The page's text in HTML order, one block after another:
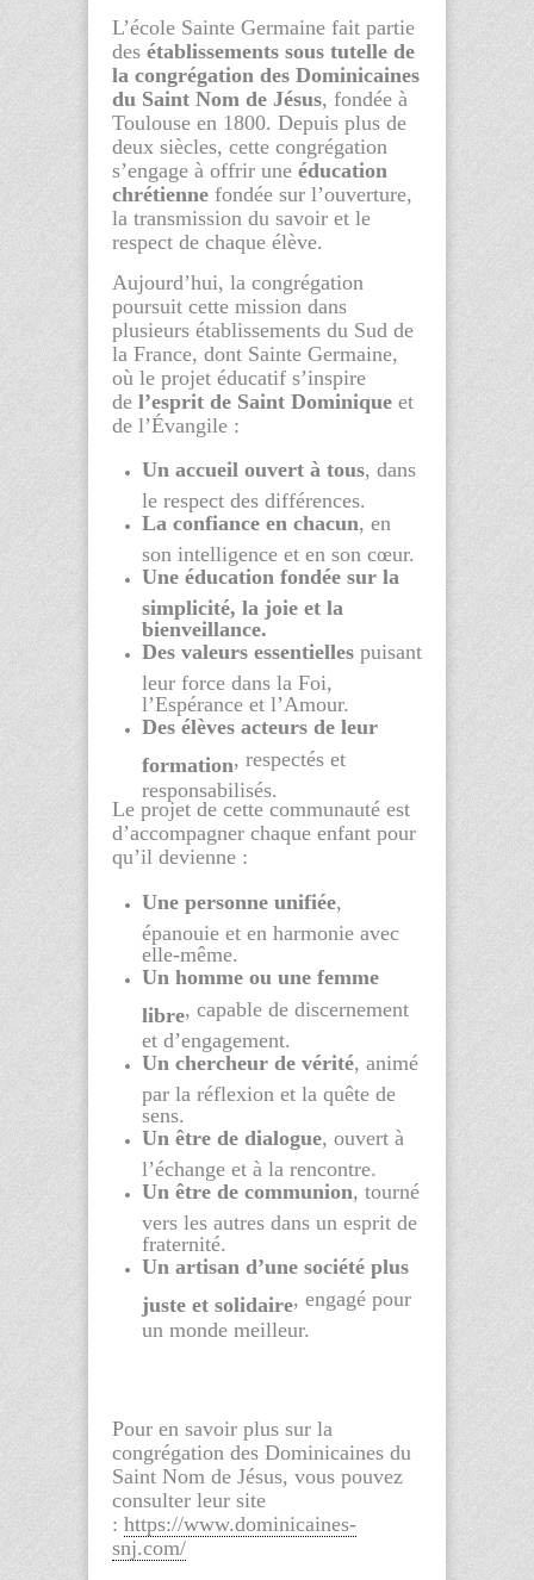
L’école Sainte Germaine fait partie
des établissements sous tutelle de
la congrégation des Dominicaines
du Saint Nom de Jésus, fondée à
Toulouse en 1800. Depuis plus de
deux siècles, cette congrégation
s’engage à offrir une éducation
chrétienne fondée sur l’ouverture,
la transmission du savoir et le
respect de chaque élève.
Aujourd’hui, la congrégation
poursuit cette mission dans
plusieurs établissements du Sud de
la France, dont Sainte Germaine,
où le projet éducatif s’inspire
de l’esprit de Saint Dominique et
de l’Évangile :
Un accueil ouvert à tous, dans
le respect des différences.
La confiance en chacun, en
son intelligence et en son cœur.
Une éducation fondée sur la
simplicité, la joie et la
bienveillance.
Des valeurs essentielles puisant
leur force dans la Foi,
l’Espérance et l’Amour.
Des élèves acteurs de leur
formation, respectés et
responsabilisés.
Le projet de cette communauté est
d’accompagner chaque enfant pour
qu’il devienne :
Une personne unifiée,
épanouie et en harmonie avec
elle-même.
Un homme ou une femme
libre, capable de discernement
et d’engagement.
Un chercheur de vérité, animé
par la réflexion et la quête de
sens.
Un être de dialogue, ouvert à
l’échange et à la rencontre.
Un être de communion, tourné
vers les autres dans un esprit de
fraternité.
Un artisan d’une société plus
juste et solidaire, engagé pour
un monde meilleur.
Pour en savoir plus sur la
congrégation des Dominicaines du
Saint Nom de Jésus, vous pouvez
consulter leur site
: https://www.dominicaines-
snj.com/